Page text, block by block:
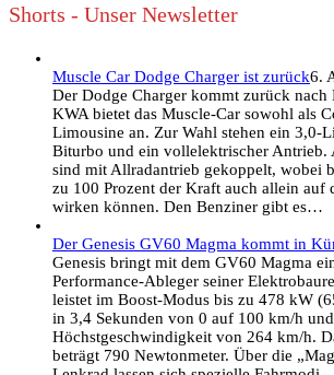
Shorts - Unser Newsletter
Muscle Car Dodge Charger ist zurück6.
Der Dodge Charger kommt zurück nach
KWA bietet das Muscle-Car sowohl als
Limousine an. Zur Wahl stehen ein 3,0-
Biturbo und ein vollelektrischer Antrieb.
sind mit Allradantrieb gekoppelt, wobei
zu 100 Prozent der Kraft auch allein auf
wirken können. Den Benziner gibt es…
Der Genesis GV60 Magma kommt in
Genesis bringt mit dem GV60 Magma
Performance-Ableger seiner
leistet im Boost-Modus bis zu 478 kW
in 3,4 Sekunden von 0 auf 100 km/h
Höchstgeschwindigkeit von 264 km/h.
beträgt 790 Newtonmeter. Über die